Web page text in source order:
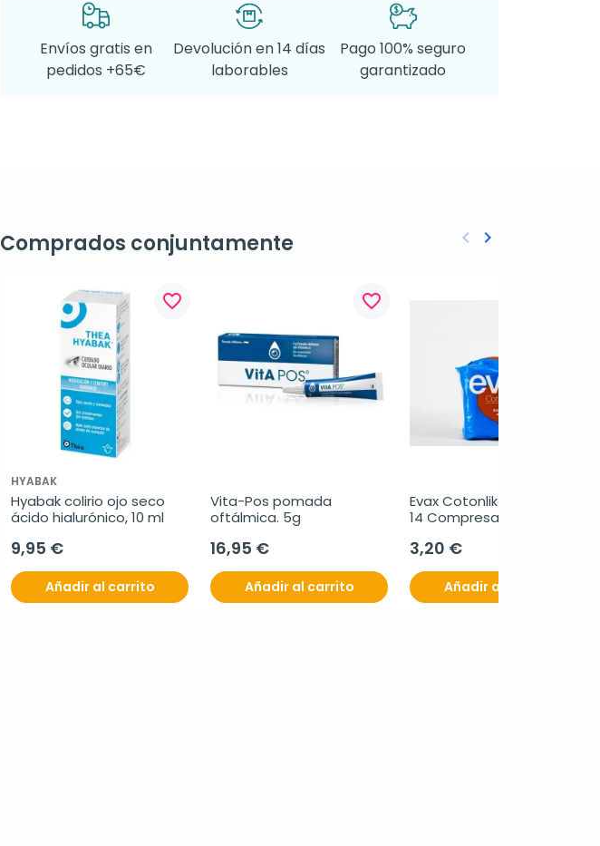
Envíos gratis en
pedidos +65€
Devolución en 14 días
laborables
Pago 100% seguro
garantizado
Comprados conjuntamente
favorite_border
HYABAK
Hyabak colirio ojo seco
ácido hialurónico, 10 ml
9,95 €
Añadir al carrito
favorite_border
Vita-Pos pomada
oftálmica. 5g
16,95 €
Añadir al carrito
Evax Cotonlike Super Alas,
14 Compresas.
3,20 €
Añadir al carrito
Anterior
keyboard_arrow_left Siguiente
keyboard_arrow_right